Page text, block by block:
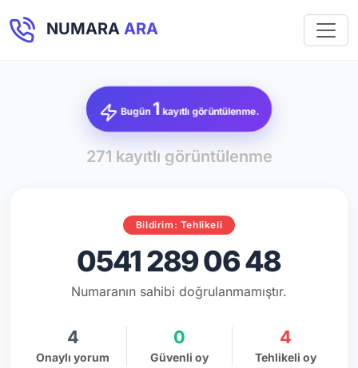
NUMARA ARA
Bugün 1 kayıtlı görüntülenme.
271 kayıtlı görüntülenme
Bildirim: Tehlikeli
0541 289 06 48
Numaranın sahibi doğrulanmamıştır.
4
Onaylı yorum
0
Güvenli oy
4
Tehlikeli oy